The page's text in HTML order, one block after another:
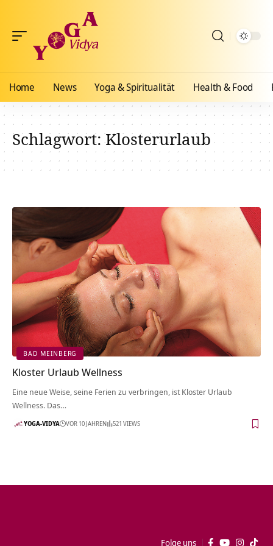
Home News Yoga & Spiritualität Health & Food
Schlagwort:Klosterurlaub
BAD MEINBERG
Kloster Urlaub Wellness
Eine neue Weise, seine Ferien zu verbringen, ist Kloster Urlaub
Wellness. Das…
YOGA-VIDYA VOR 10 JAHREN 521 VIEWS
Folge uns